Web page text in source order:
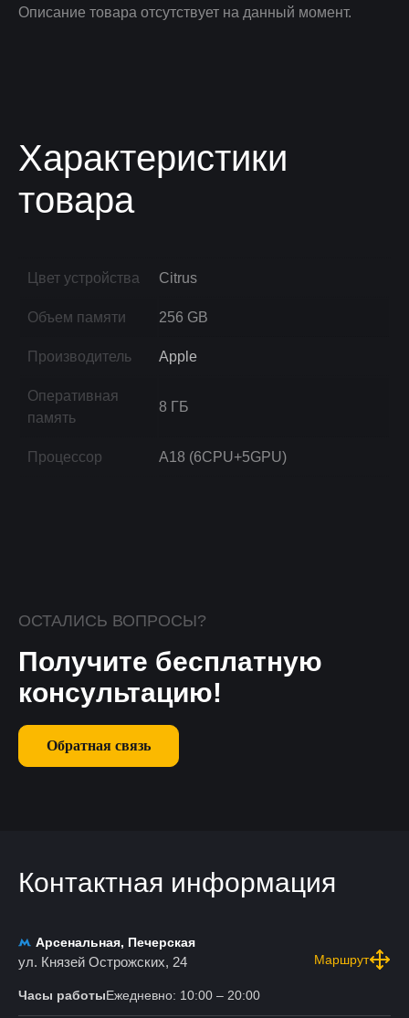
Описание товара отсутствует на данный момент.
Характеристики
товара
Цвет устройства Citrus
Объем памяти 256 GB
Производитель Apple
Оперативная
память
8 ГБ
Процессор A18 (6CPU+5GPU)
ОСТАЛИСЬ ВОПРОСЫ?
Получите бесплатную
консультацию!
Обратная связь
Контактная информация
Арсенальная, Печерская
ул. Князей Острожских, 24 Маршрут
Часы работыЕжедневно: 10:00 – 20:00